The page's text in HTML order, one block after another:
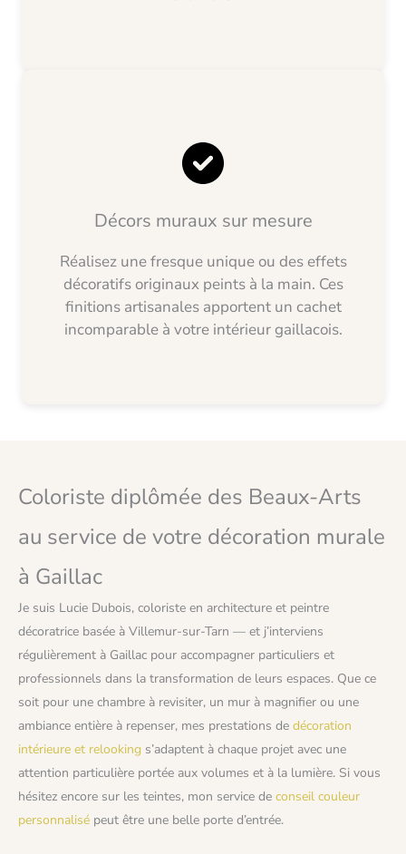
Décors muraux sur mesure
Réalisez une fresque unique ou des effets
décoratifs originaux peints à la main. Ces
finitions artisanales apportent un cachet
incomparable à votre intérieur gaillacois.
Coloriste diplômée des Beaux-Arts
au service de votre décoration murale
à Gaillac
Je suis Lucie Dubois, coloriste en architecture et peintre
décoratrice basée à Villemur-sur-Tarn — et j’interviens
régulièrement à Gaillac pour accompagner particuliers et
professionnels dans la transformation de leurs espaces. Que ce
soit pour une chambre à revisiter, un mur à magnifier ou une
ambiance entière à repenser, mes prestations de décoration
intérieure et relooking s’adaptent à chaque projet avec une
attention particulière portée aux volumes et à la lumière. Si vous
hésitez encore sur les teintes, mon service de conseil couleur
personnalisé peut être une belle porte d’entrée.